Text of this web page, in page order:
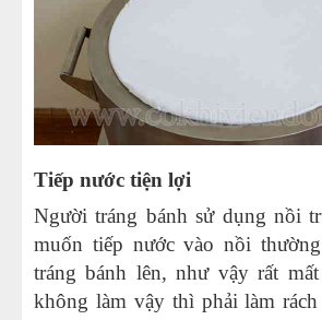
Tiếp nước tiện lợi
Người tráng bánh sử dụng nồi
muốn tiếp nước vào nồi
tráng bánh lên, như vậy rất
không làm vậy thì phải làm rách